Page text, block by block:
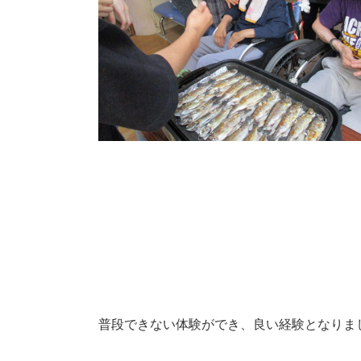
普段できない体験ができ、良い経験となりま